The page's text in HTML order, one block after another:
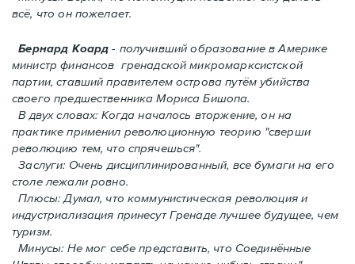
всё, что он пожелает.
Бернард Коард- получивший образование в Америке
министр финансов гренадской микромарксистской
партии, ставший правителем острова путём убийства
своего предшественника Мориса Бишопа.
В двух словах: Когда началось вторжение, oн на
практике применил революционную теорию "сверши
революцию тем, что спрячешься".
Заслуги: Очень дисциплинированный, все бумаги на его
столе лежали ровно.
Плюсы: Думал, что коммунистическая революция и
индустриализация принесут Гренадe лучшее будущее, чем
туризм.
Минусы: Не мог себе представить, что Соединённые